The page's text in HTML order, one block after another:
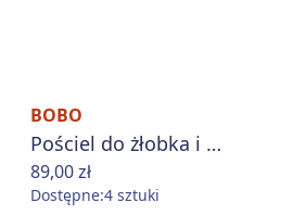
BOBO
Pościel do żłobka i domu 100x75 cm ocieplana z poduszką
89,00 zł
Dostępne:4 sztuki